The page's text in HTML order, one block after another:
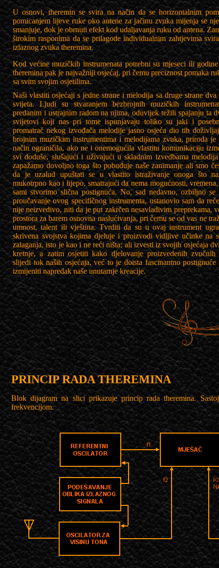
U osnovi, theremin se svira na način da se horizontalnim
pomicanjem lijeve ruke oko antene za jačinu zvuka mijenja se
smanjuje, dok je obrnuti efekt kod udaljavanja ruku od antena.
širokim rasponima da se prilagode individualnim zahtjevima
izlaznog zvuka theremina.
Kod većine muzičkih instrumenata potrebni su mjeseci ili
theremina pak je najvažniji osjećaj, pri čemu preciznost pomaka
sa svim svojim osjetilima.
Naši vlastiti osjećaji s jedne strane i melodija sa druge strane
svijeta. Ljudi su stvaranjem bezbrojnih muzičkih
predanim i ustrajnim radom na njima, oduvijek težili spajanju ta
svijetovi koji nas pri tome ispunjavaju toliko su jaki i
promatrač nekog izvođača melodije jasno osjeća dio tih
brojnim muzičkim instrumentima i melodijama zvuka, priroda
način ograničila, ako ne i onemogućila vlastitu komunikaciju
svi doduše, slušajući i uživajući u skladnim izvedbama
zapažamo dovoljno toga što pobuđuje naše zanimanje ali smo
da je uzalud upuštati se u vlastito istraživanje onoga što
mukotrpno kao i lijepo, smatrajući da nema mogućnosti,
sami stvorimo slična postignuća. No, sad nedavno, ozbiljno
proučavanje ovog specifičnog instrumenta, ustanovio sam da
nije neizvedivo, niti da je put zakrčen nesavladivim preprekama,
prostora za barem osnovna naslućivanja, pri čemu se od vas ne
umnost, talent ili vještina. Tvrditi da su u ovaj instrument
skrivena svojstva kojima djeluje i proizvodi vidljive učinke na
zalaganja, isto je kao i ne reći ništa; ali izvesti iz svojih osjećaja
kretnje, a zatim osjetiti kako djelovanje proizvedenih zvučnih
slijedi tok naših osjećaja, već to je doista fascinantno
izmijeniti napredak naše unutarnje kreacije.
PRINCIP RADA THEREMINA
Blok dijagram na slici prikazuje princip rada theremina.
frekvencijom.